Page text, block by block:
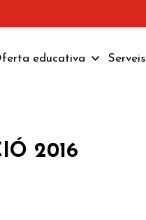
educativa Serveis
2016